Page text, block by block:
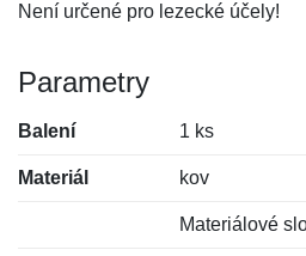
Není určené pro lezecké účely!
Parametry
Balení 1 ks
Materiál kov
Materiálové